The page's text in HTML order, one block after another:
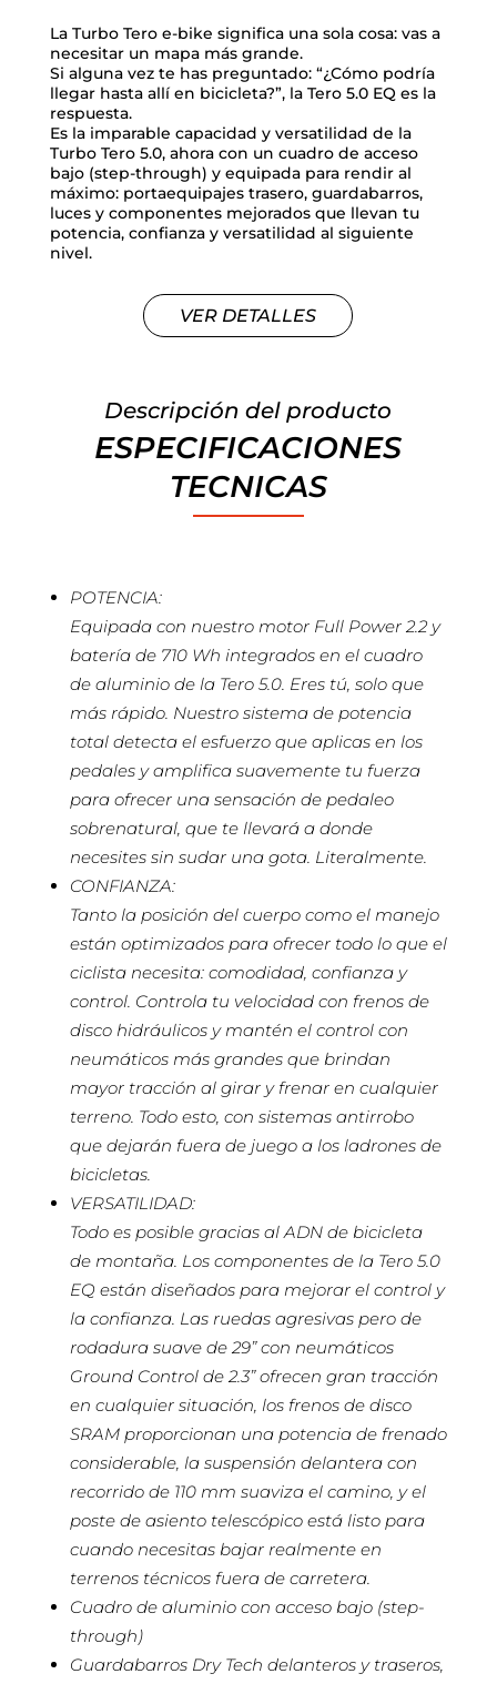
La Turbo Tero e-bike significa una sola cosa: vas a
necesitar un mapa más grande.
Si alguna vez te has preguntado: “¿Cómo podría
llegar hasta allí en bicicleta?”, la Tero 5.0 EQ es la
respuesta.
Es la imparable capacidad y versatilidad de la
Turbo Tero 5.0, ahora con un cuadro de acceso
bajo (step-through) y equipada para rendir al
máximo: portaequipajes trasero, guardabarros,
luces y componentes mejorados que llevan tu
potencia, confianza y versatilidad al siguiente
nivel.
VER DETALLES
Descripción del producto
ESPECIFICACIONES
TECNICAS
POTENCIA:
Equipada con nuestro motor Full Power 2.2 y
batería de 710 Wh integrados en el cuadro
de aluminio de la Tero 5.0. Eres tú, solo que
más rápido. Nuestro sistema de potencia
total detecta el esfuerzo que aplicas en los
pedales y amplifica suavemente tu fuerza
para ofrecer una sensación de pedaleo
sobrenatural, que te llevará a donde
necesites sin sudar una gota. Literalmente.
CONFIANZA:
Tanto la posición del cuerpo como el manejo
están optimizados para ofrecer todo lo que el
ciclista necesita: comodidad, confianza y
control. Controla tu velocidad con frenos de
disco hidráulicos y mantén el control con
neumáticos más grandes que brindan
mayor tracción al girar y frenar en cualquier
terreno. Todo esto, con sistemas antirrobo
que dejarán fuera de juego a los ladrones de
bicicletas.
VERSATILIDAD:
Todo es posible gracias al ADN de bicicleta
de montaña. Los componentes de la Tero 5.0
EQ están diseñados para mejorar el control y
la confianza. Las ruedas agresivas pero de
rodadura suave de 29” con neumáticos
Ground Control de 2.3” ofrecen gran tracción
en cualquier situación, los frenos de disco
SRAM proporcionan una potencia de frenado
considerable, la suspensión delantera con
recorrido de 110 mm suaviza el camino, y el
poste de asiento telescópico está listo para
cuando necesitas bajar realmente en
terrenos técnicos fuera de carretera.
Cuadro de aluminio con acceso bajo (step-
through)
Guardabarros Dry Tech delanteros y traseros,